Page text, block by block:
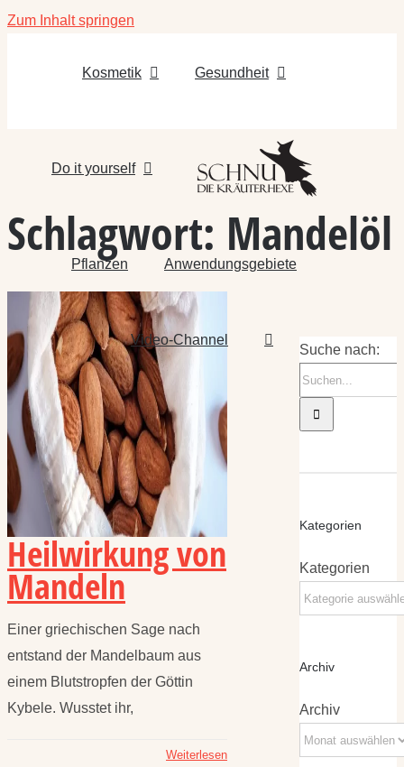
Zum Inhalt springen
Kosmetik Gesundheit
Do it yourself
Pflanzen Anwendungsgebiete
Video-Channel
Schlagwort: Mandelöl
Heilwirkung von
Mandeln
Einer griechischen Sage nach
entstand der Mandelbaum aus
einem Blutstropfen der Göttin
Kybele. Wusstet ihr,
Weiterlesen
Suche nach:
Kategorien
Kategorien
Archiv
Archiv